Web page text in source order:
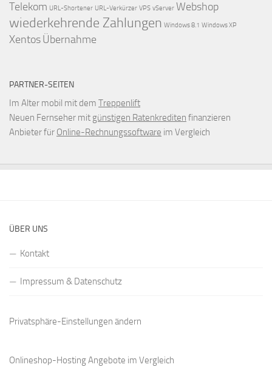
Telekom URL-Shortener URL-Verkürzer VPS vServer Webshop
wiederkehrende Zahlungen Windows 8.1 Windows XP
XentosÜbernahme
PARTNER-SEITEN
Im Alter mobil mit dem Treppenlift
Neuen Fernseher mit günstigen Ratenkrediten finanzieren
Anbieter für Online-Rechnungssoftware im Vergleich
ÜBER UNS
Kontakt
Impressum & Datenschutz
Privatsphäre-Einstellungen ändern
Onlineshop-Hosting Angebote im Vergleich